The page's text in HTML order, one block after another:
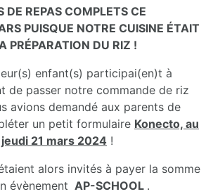
DE REPAS COMPLETS CE
PUISQUE NOTRE CUISINE ÉTAIT
PRÉPARATION DU RIZ !
enfant(s) participai(en)t à
de passer notre commande de riz
avions demandé aux parents de
un petit formulaire Konecto, au
21 mars 2024 !
alors invités à payer la somme
évènement AP-SCHOOL .